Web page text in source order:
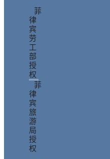
菲
律
宾
劳
工
部
授
权
菲
律
宾
旅
游
局
授
权